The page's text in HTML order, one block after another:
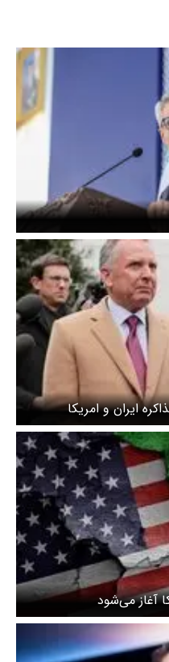
ایران و امریکا
آغاز می‌شود